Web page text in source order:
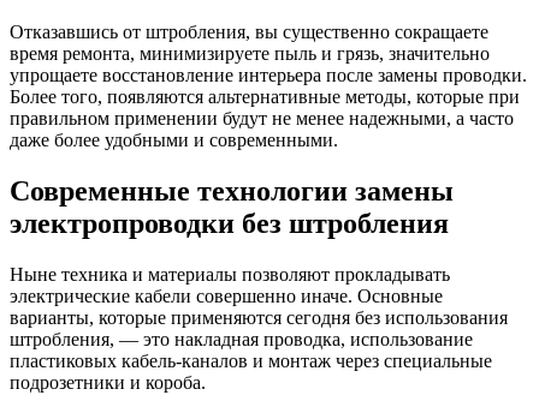
Отказавшись от штробления, вы существенно сокращаете
время ремонта, минимизируете пыль и грязь, значительно
упрощаете восстановление интерьера после замены проводки.
Более того, появляются альтернативные методы, которые при
правильном применении будут не менее надежными, а часто
даже более удобными и современными.
Современные технологии замены
электропроводки без штробления
Ныне техника и материалы позволяют прокладывать
электрические кабели совершенно иначе. Основные
варианты, которые применяются сегодня без использования
штробления, — это накладная проводка, использование
пластиковых кабель-каналов и монтаж через специальные
подрозетники и короба.